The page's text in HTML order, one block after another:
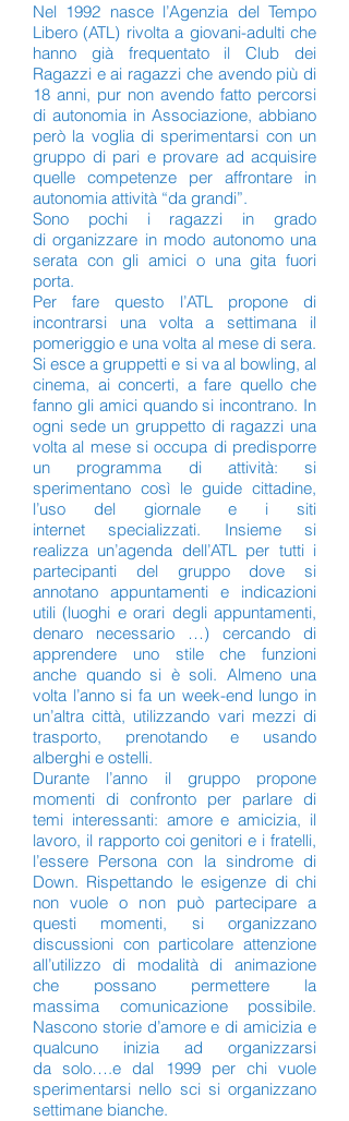
Nel 1992 nasce l’Agenzia del Tempo
Libero (ATL) rivolta a giovani-adulti che
hanno già frequentato il Club dei
Ragazzi e ai ragazzi che avendo più di
18 anni, pur non avendo fatto percorsi
di autonomia in Associazione, abbiano
però la voglia di sperimentarsi con un
gruppo di pari e provare ad acquisire
quelle competenze per affrontare in
autonomia attività “da grandi”.
Sono pochi i ragazzi in grado
di organizzare in modo autonomo una
serata con gli amici o una gita fuori
porta.
Per fare questo l’ATL propone di
incontrarsi una volta a settimana il
pomeriggio e una volta al mese di sera.
Si esce a gruppetti e si va al bowling, al
cinema, ai concerti, a fare quello che
fanno gli amici quando si incontrano. In
ogni sede un gruppetto di ragazzi una
volta al mese si occupa di predisporre
un programma di attività: si
sperimentano così le guide cittadine,
l’uso del giornale e i siti
internet specializzati. Insieme si
realizza un’agenda dell’ATL per tutti i
partecipanti del gruppo dove si
annotano appuntamenti e indicazioni
utili (luoghi e orari degli appuntamenti,
denaro necessario …) cercando di
apprendere uno stile che funzioni
anche quando si è soli. Almeno una
volta l’anno si fa un week-end lungo in
un’altra città, utilizzando vari mezzi di
trasporto, prenotando e usando
alberghi e ostelli.
Durante l’anno il gruppo propone
momenti di confronto per parlare di
temi interessanti: amore e amicizia, il
lavoro, il rapporto coi genitori e i fratelli,
l’essere Persona con la sindrome di
Down. Rispettando le esigenze di chi
non vuole o non può partecipare a
questi momenti, si organizzano
discussioni con particolare attenzione
all’utilizzo di modalità di animazione
che possano permettere la
massima comunicazione possibile.
Nascono storie d’amore e di amicizia e
qualcuno inizia ad organizzarsi
da solo….e dal 1999 per chi vuole
sperimentarsi nello sci si organizzano
settimane bianche.